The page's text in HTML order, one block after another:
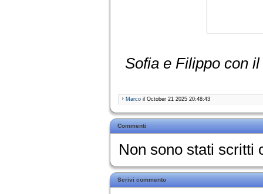
Sofia e Filippo con
Marco il October 21 2025 20:48:43
Commenti
Non sono stati scritti
Scrivi commento